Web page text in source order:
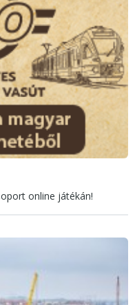
online játékán!